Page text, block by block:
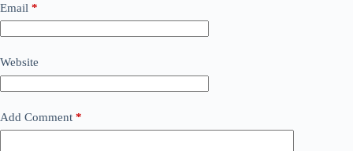
Email *
Website
Add Comment *